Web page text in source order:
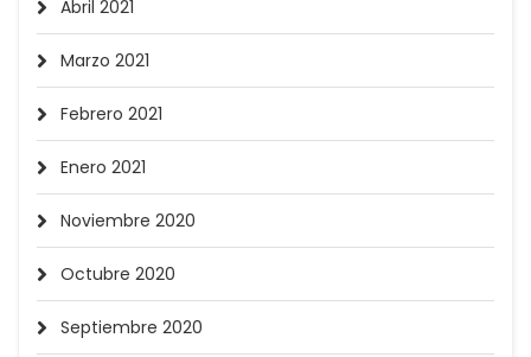
Abril 2021
Marzo 2021
Febrero 2021
Enero 2021
Noviembre 2020
Octubre 2020
Septiembre 2020